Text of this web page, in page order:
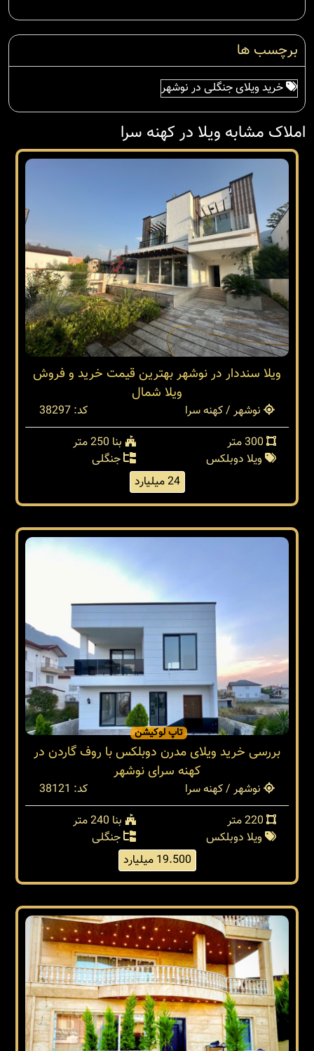
برچسب ها
خرید ویلای جنگلی در نوشهر
املاک مشابه ویلا در کهنه سرا
ویلا سنددار در نوشهر بهترین قیمت خرید و فروش
ویلا شمال
نوشهر / کهنه سرا
کد: 38297
بنا 250 متر
ویلا دوبلکس
جنگلی
24 میلیارد
تاپ لوکیشن
بررسی خرید ویلای مدرن دوبلکس با روف گاردن در
کهنه سرای نوشهر
نوشهر / کهنه سرا
کد: 38121
بنا 240 متر
ویلا دوبلکس
جنگلی
19.500 میلیارد